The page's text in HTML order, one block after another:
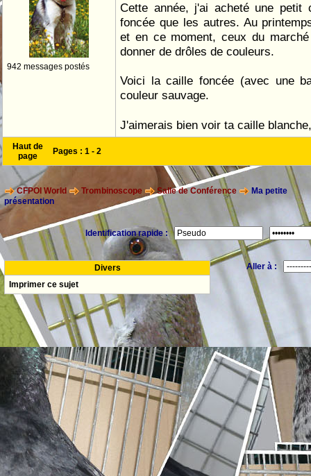
942 messages postés
Cette année, j'ai acheté une petit
foncée que les autres. Au
et en ce moment, ceux du
donner de drôles de couleurs.
Voici la caille foncée (avec une
couleur sauvage.
J'aimerais bien voir ta caille
Haut de
page
Pages : 1 - 2
CFPOI World Trombinoscope Salle de Conférence
Ma petite
présentation
Identification rapide :
Divers
Imprimer ce sujet
Aller à :